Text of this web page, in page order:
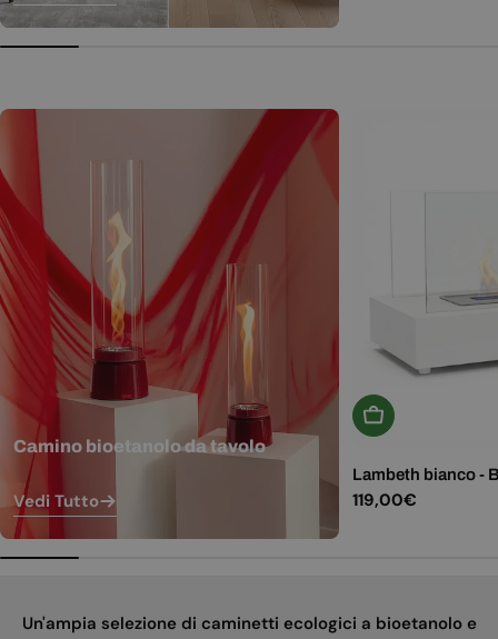
Camino bioetanolo da tavolo
Vedi Tutto
Aggiungi Al
Lambeth bianco -
Prezzo
119,00€
Un'ampia selezione di caminetti ecologici a bioetanolo e